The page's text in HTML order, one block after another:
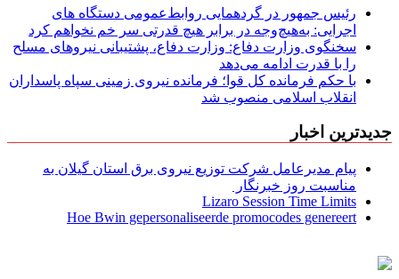
رئیس جمهور در گردهمایی روابط‌عمومی دستگاه های
اجرایی: به‌هیچ‌وجه در برابر هیچ قدرتی سر خم نخواهم کرد
سخنگوی وزارت دفاع: وزارت دفاع، پشتیبانی نیرو‌های مسلح
را با قدرت ادامه می‌دهد
با حکم فرمانده کل قوا؛ فرمانده نیروی زمینی سپاه پاسداران
انقلاب اسلامی منصوب شد
جدیدترین اخبار
پیام مدیرعامل شركت توزیع نیروی برق استان گیلان به
مناسبت روز خبرنگار ‌
Lizaro Session Time Limits
Hoe Bwin gepersonaliseerde promocodes genereert